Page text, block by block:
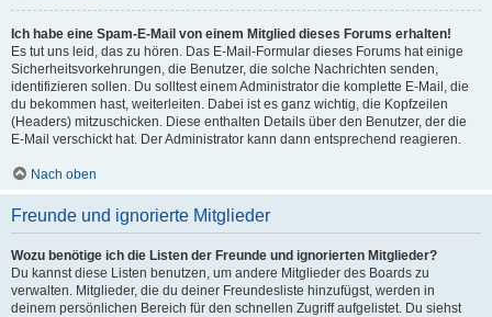
Ich habe eine Spam-E-Mail von einem Mitglied dieses Forums erhalten!
Es tut uns leid, das zu hören. Das E-Mail-Formular dieses Forums hat einige
Sicherheitsvorkehrungen, die Benutzer, die solche Nachrichten senden,
identifizieren sollen. Du solltest einem Administrator die komplette E-Mail, die
du bekommen hast, weiterleiten. Dabei ist es ganz wichtig, die Kopfzeilen
(Headers) mitzuschicken. Diese enthalten Details über den Benutzer, der die
E-Mail verschickt hat. Der Administrator kann dann entsprechend reagieren.
Nach oben
Freunde und ignorierte Mitglieder
Wozu benötige ich die Listen der Freunde und ignorierten Mitglieder?
Du kannst diese Listen benutzen, um andere Mitglieder des Boards zu
verwalten. Mitglieder, die du deiner Freundesliste hinzufügst, werden in
deinem persönlichen Bereich für den schnellen Zugriff aufgelistet. Du siehst